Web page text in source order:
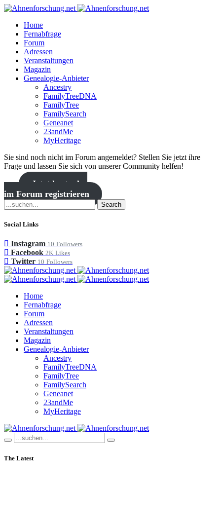
Home
Fernabfrage
Forum
Adressen
Veranstaltungen
Magazin
Genealogie-Anbieter
Ancestry
FamilyTreeDNA
FamilyTree
FamilySearch
Geneanet
23andMe
MyHeritage
Sie sind noch nicht im Forum angemeldet? Stellen Sie jetzt ihre
Frage und lassen Sie sich von unserer Community helfen!
Jetzt kostenlos
im Forum registrieren
Search
Social Links
Instagram 10 Followers
Facebook 2K Likes
Twitter 10 Followers
Home
Fernabfrage
Forum
Adressen
Veranstaltungen
Magazin
Genealogie-Anbieter
Ancestry
FamilyTreeDNA
FamilyTree
FamilySearch
Geneanet
23andMe
MyHeritage
The Latest